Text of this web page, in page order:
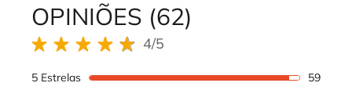
REVIEWS DOS PRODUTOS
OPINIÕES (62)
4 out of 5 stars. 4/5
5 Estrelas 59